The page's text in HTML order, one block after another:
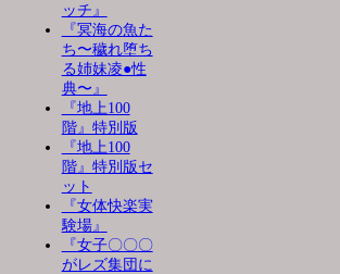
ッチ』
『冥海の魚た
ち〜穢れ堕ち
る姉妹凌●性
典〜』
『地上100
階』特別版
『地上100
階』特別版セ
ット
『女体快楽実
験場』
『女子〇〇〇
がレズ集団に